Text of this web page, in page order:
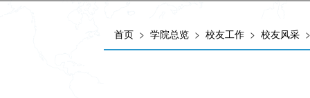
首页 > 学院总览 > 校友工作 > 校友风采